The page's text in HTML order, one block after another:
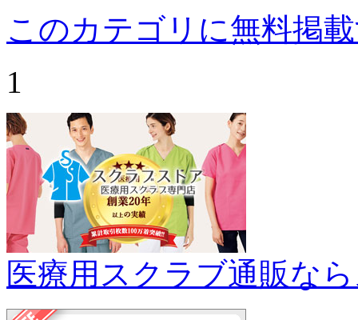
このカテゴリに無料掲
1
医療用スクラブ通販な